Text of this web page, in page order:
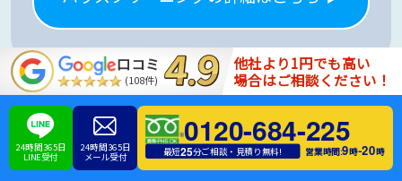
料金のご案内
相談・お見積り・運搬車・スタッフ増員は0円！
口コミ
(108件)
他社より1円でも高い
場合はご相談ください！
24時間365日
LINE受付
24時間365日
メール受付
0120-684-225
最短25分ご相談・見積り無料! 営業時間:9時-20時